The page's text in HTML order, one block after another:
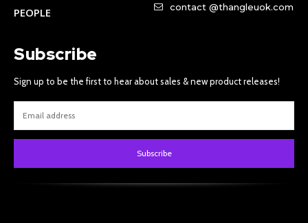
PEOPLE
contact @thangleuok.com
Subscribe
Sign up to be the first to hear about sales & new product releases!
Subscribe